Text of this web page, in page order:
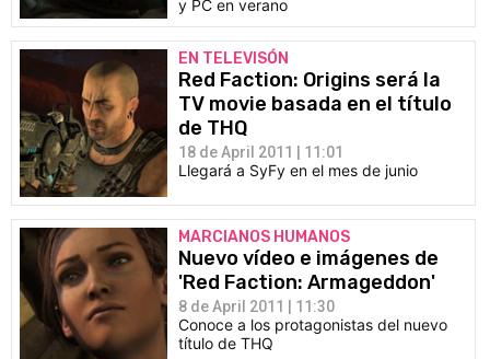
y PC en verano
EN TELEVISÓN
Red Faction: Origins será la
TV movie basada en el título
de THQ
18 de April 2011 | 11:01
Llegará a SyFy en el mes de junio
MARCIANOS HUMANOS
Nuevo vídeo e imágenes de
'Red Faction: Armageddon'
8 de April 2011 | 11:30
Conoce a los protagonistas del nuevo
título de THQ